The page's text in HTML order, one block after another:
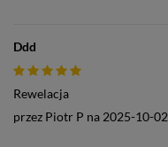
Ddd
Rewelacja
przez Piotr P na 2025-10-02